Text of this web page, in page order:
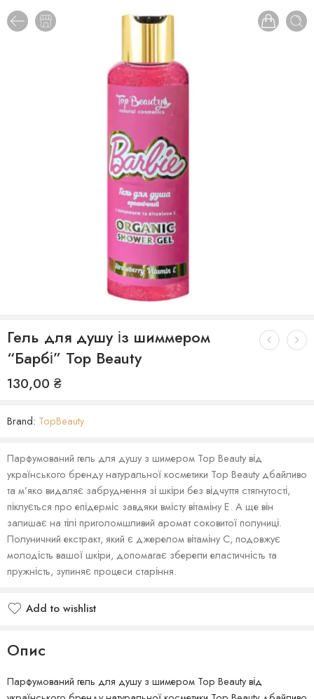
Гель для душу із шиммером
“Барбі” Top Beauty
130,00 ₴
Brand: TopBeauty
Парфумований гель для душу з шимером Top Beauty від
українського бренду натуральної косметики Top Beauty дбайливо
та м’яко видаляє забруднення зі шкіри без відчуття стягнутості,
піклується про епідерміс завдяки вмісту вітаміну Е. А ще він
залишає на тілі приголомшливий аромат соковитої полуниці.
Полуничний екстракт, який є джерелом вітаміну С, подовжує
молодість вашої шкіри, допомагає зберегти еластичність та
пружність, зупиняє процеси старіння.
Add to wishlist
Опис
Парфумований гель для душу з шимером Top Beauty від